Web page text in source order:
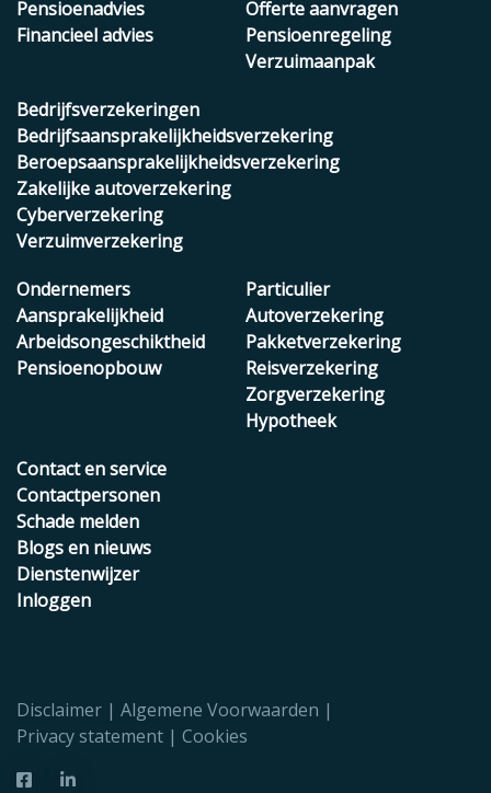
Pensioenadvies
Financieel advies
Offerte aanvragen
Pensioenregeling
Verzuimaanpak
Bedrijfsverzekeringen
Bedrijfsaansprakelijkheidsverzekering
Beroepsaansprakelijkheidsverzekering
Zakelijke autoverzekering
Cyberverzekering
Verzuimverzekering
Ondernemers
Aansprakelijkheid
Arbeidsongeschiktheid
Pensioenopbouw
Particulier
Autoverzekering
Pakketverzekering
Reisverzekering
Zorgverzekering
Hypotheek
Contact en service
Contactpersonen
Schade melden
Blogs en nieuws
Dienstenwijzer
Inloggen
Disclaimer
Algemene Voorwaarden
Privacy statement
Cookies